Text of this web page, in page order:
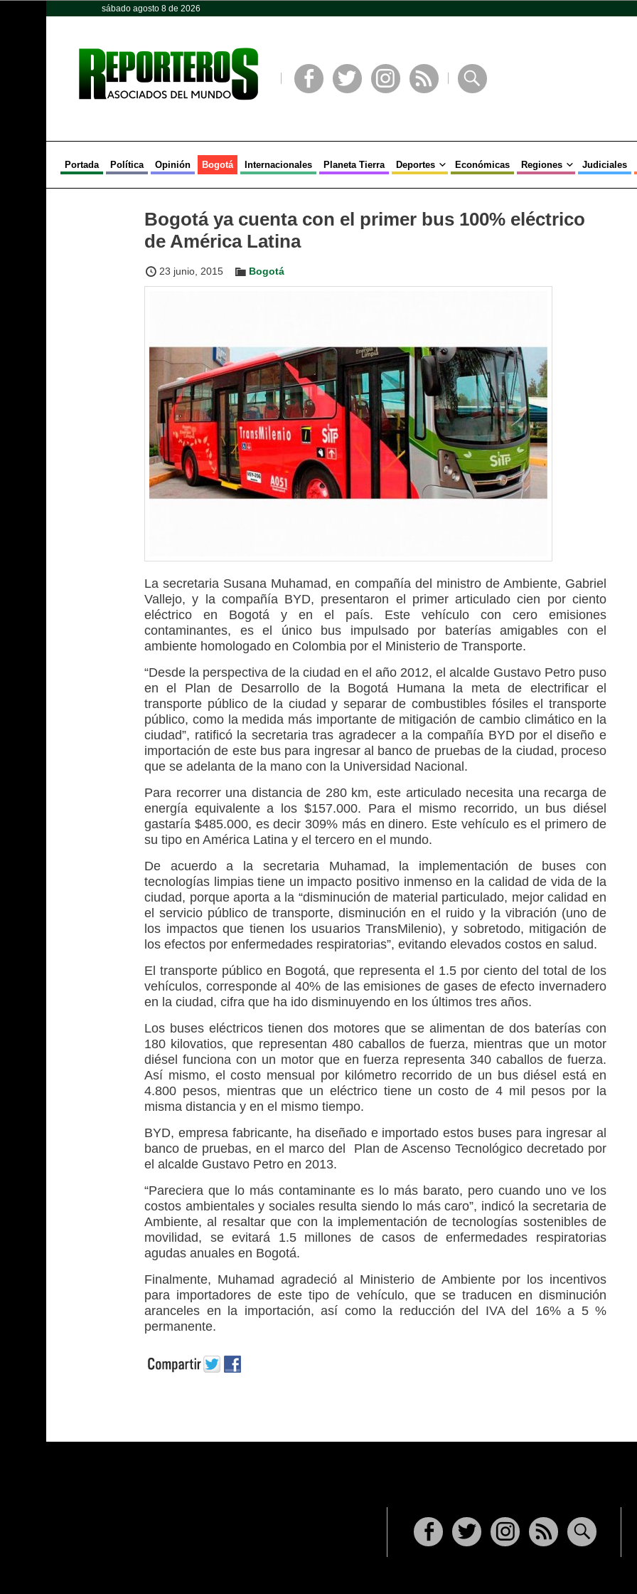
sábado agosto 8 de 2026
Portada Política Opinión Bogotá Internacionales Planeta Tierra Deportes Económicas Regiones Judiciales
Bogotá ya cuenta con el primer bus 100% eléctrico
de América Latina
23 junio, 2015 Bogotá
La secretaria Susana Muhamad, en compañía del ministro de Ambiente, Gabriel
Vallejo, y la compañía BYD, presentaron el primer articulado cien por ciento
eléctrico en Bogotá y en el país. Este vehículo con cero emisiones
contaminantes, es el único bus impulsado por baterías amigables con el
ambiente homologado en Colombia por el Ministerio de Transporte.
“Desde la perspectiva de la ciudad en el año 2012, el alcalde Gustavo Petro puso
en el Plan de Desarrollo de la Bogotá Humana la meta de electrificar el
transporte público de la ciudad y separar de combustibles fósiles el transporte
público, como la medida más importante de mitigación de cambio climático en la
ciudad”, ratificó la secretaria tras agradecer a la compañía BYD por el diseño e
importación de este bus para ingresar al banco de pruebas de la ciudad, proceso
que se adelanta de la mano con la Universidad Nacional.
Para recorrer una distancia de 280 km, este articulado necesita una recarga de
energía equivalente a los $157.000. Para el mismo recorrido, un bus diésel
gastaría $485.000, es decir 309% más en dinero. Este vehículo es el primero de
su tipo en América Latina y el tercero en el mundo.
De acuerdo a la secretaria Muhamad, la implementación de buses con
tecnologías limpias tiene un impacto positivo inmenso en la calidad de vida de la
ciudad, porque aporta a la “disminución de material particulado, mejor calidad en
el servicio público de transporte, disminución en el ruido y la vibración (uno de
los impactos que tienen los usuarios TransMilenio), y sobretodo, mitigación de
los efectos por enfermedades respiratorias”, evitando elevados costos en salud.
El transporte público en Bogotá, que representa el 1.5 por ciento del total de los
vehículos, corresponde al 40% de las emisiones de gases de efecto invernadero
en la ciudad, cifra que ha ido disminuyendo en los últimos tres años.
Los buses eléctricos tienen dos motores que se alimentan de dos baterías con
180 kilovatios, que representan 480 caballos de fuerza, mientras que un motor
diésel funciona con un motor que en fuerza representa 340 caballos de fuerza.
Así mismo, el costo mensual por kilómetro recorrido de un bus diésel está en
4.800 pesos, mientras que un eléctrico tiene un costo de 4 mil pesos por la
misma distancia y en el mismo tiempo.
BYD, empresa fabricante, ha diseñado e importado estos buses para ingresar al
banco de pruebas, en el marco del Plan de Ascenso Tecnológico decretado por
el alcalde Gustavo Petro en 2013.
“Pareciera que lo más contaminante es lo más barato, pero cuando uno ve los
costos ambientales y sociales resulta siendo lo más caro”, indicó la secretaria de
Ambiente, al resaltar que con la implementación de tecnologías sostenibles de
movilidad, se evitará 1.5 millones de casos de enfermedades respiratorias
agudas anuales en Bogotá.
Finalmente, Muhamad agradeció al Ministerio de Ambiente por los incentivos
para importadores de este tipo de vehículo, que se traducen en disminución
aranceles en la importación, así como la reducción del IVA del 16% a 5 %
permanente.
Opinión Política